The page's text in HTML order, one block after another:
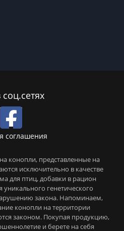
соглашения
конопли, представленные на
исключительно в качестве
для птиц, добавки в рацион
генетического
закона. Напоминаем,
конопли на территории
законом. Покупая продукцию,
и берете на себя